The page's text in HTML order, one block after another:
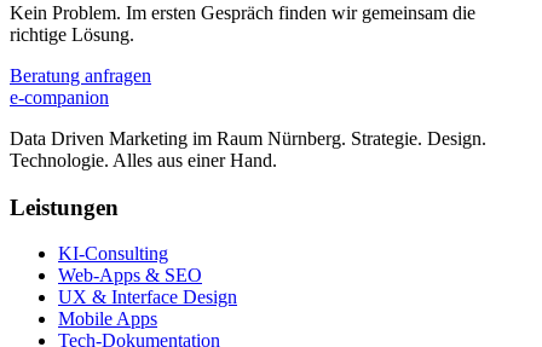
Kein Problem. Im ersten Gespräch finden wir gemeinsam die
richtige Lösung.
Beratung anfragen
e-companion
Data Driven Marketing im Raum Nürnberg. Strategie. Design.
Technologie. Alles aus einer Hand.
Leistungen
KI-Consulting
Web-Apps & SEO
UX & Interface Design
Mobile Apps
Tech-Dokumentation